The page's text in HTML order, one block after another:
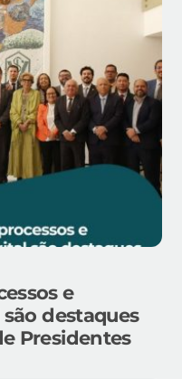
e
destaques
Presidentes